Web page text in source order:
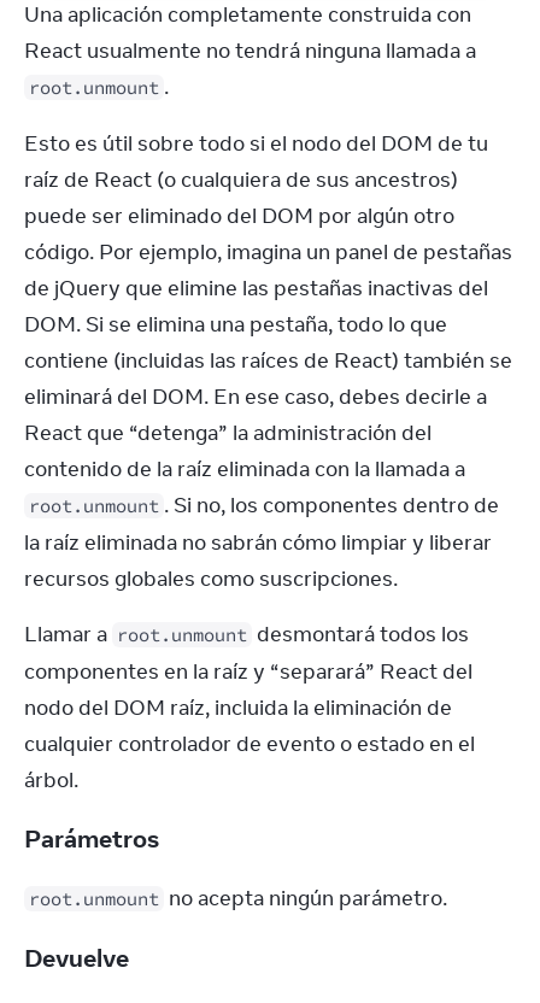
Una aplicación completamente construida con
root.unmount .
Esto es útil sobre todo si el nodo del DOM de tu
raíz de React (o cualquiera de sus ancestros)
puede ser eliminado del DOM por algún otro
código. Por ejemplo, imagina un panel de pestañas
de jQuery que elimine las pestañas inactivas del
DOM. Si se elimina una pestaña, todo lo que
contiene (incluidas las raíces de React) también se
eliminará del DOM. En ese caso, debes decirle a
React que “detenga” la administración del
root.unmount . Si no, los componentes dentro de
la raíz eliminada no sabrán cómo limpiar y liberar
recursos globales como suscripciones.
Llamar a root.unmount desmontará todos los
componentes en la raíz y “separará” React del
nodo del DOM raíz, incluida la eliminación de
cualquier controlador de evento o estado en el
árbol.
Parámetros
root.unmount no acepta ningún parámetro.
Devuelve